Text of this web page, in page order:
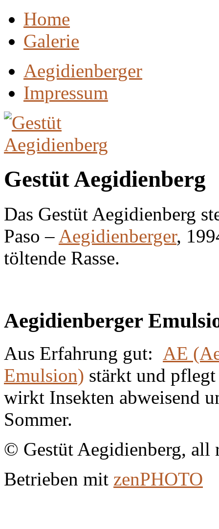
Home
Galerie
Aegidienberger
Impressum
Gestüt Aegidienberg
Das Gestüt Aegidienberg
Paso – Aegidienberger,
töltende Rasse.
Aegidienberger
Aus Erfahrung gut: AE
Emulsion) stärkt und
wirkt Insekten abweisend
Sommer.
© Gestüt Aegidienberg, all
Betrieben mit zenPHOTO